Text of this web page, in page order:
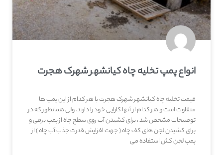
انواع پمپ تخلیه چاه کیانشهر شهرک هجرت
قیمت تخلیه چاه کیانشهر شهرک هجرت با هر کدام از این پمپ ها
متفاوت است و هر کدام از آنها کارایی خود را دارند. ولی همانطور که در
توضیحات مشخص شد ، برای کشیدن آب روی سطح چاه از پمپ برقی و
برای کشیدن لجن های کف چاه ( جهت افزایش قدرت جذب آب چاه ) از
پمپ لجن کش استفاده می